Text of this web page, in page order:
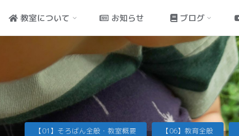
教室について お知らせ ブログ
【01】そろばん全般・教室概要 【06】教育全般